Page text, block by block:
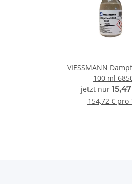
VIESSMANN
100 ml
jetzt nur
154,72 € pro